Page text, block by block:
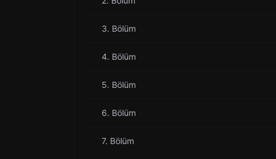
3. Bölüm
4. Bölüm
5. Bölüm
6. Bölüm
7. Bölüm